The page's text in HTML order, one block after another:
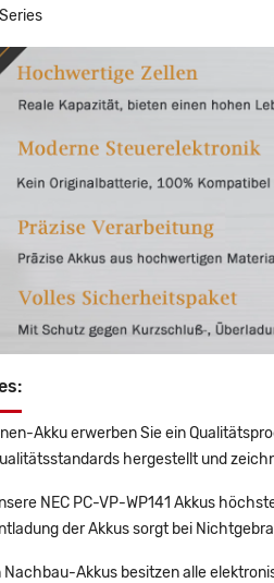
Akku erwerben Sie ein
hergestellt und
NEC PC-VP-WP141 Akkus
der Akkus sorgt bei
Nachbau-Akkus besitzen alle